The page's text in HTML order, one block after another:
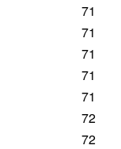
71
71
71
71
71
72
72